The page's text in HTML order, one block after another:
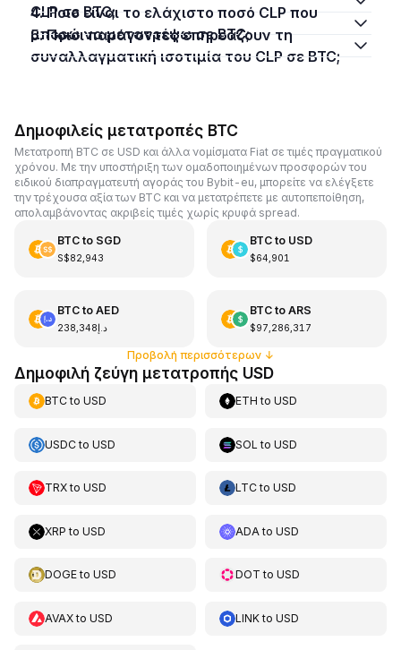
CLP σε BTC;
4. Ποιο είναι το ελάχιστο ποσό CLP που
μπορώ να μετατρέψω σε BTC;
5. Ποιοι παράγοντες επηρεάζουν τη
συναλλαγματική ισοτιμία του CLP σε BTC;
Δημοφιλείς μετατροπές BTC
Μετατροπή BTC σε USD και άλλα νομίσματα Fiat σε τιμές πραγματικού
χρόνου. Με την υποστήριξη των ομαδοποιημένων προσφορών του
ειδικού διαπραγματευτή αγοράς του Bybit-eu, μπορείτε να ελέγξετε
την τρέχουσα αξία των BTC και να μετατρέπετε με αυτοπεποίθηση,
απολαμβάνοντας ακριβείς τιμές χωρίς κρυφά spread.
BTCto SGD
S$82,943
BTCto USD
$64,901
BTCto AED
د.إ238,348
BTCto ARS
$97,286,317
Προβολή περισσότερων↓
Δημοφιλή ζεύγη μετατροπής USD
BTCto USD ETH toUSD
USDCto USD SOL toUSD
TRXto USD LTCtoUSD
XRP to USD ADA toUSD
DOGEto USD DOT toUSD
AVAXto USD LINKtoUSD